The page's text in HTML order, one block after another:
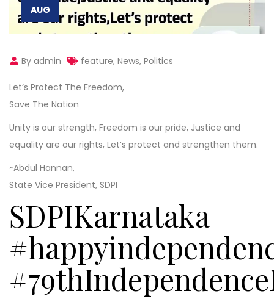
AUG
By admin feature, News, Politics
Let’s Protect The Freedom,
Save The Nation
Unity is our strength, Freedom is our pride, Justice and
equality are our rights, Let’s protect and strengthen them.
~Abdul Hannan,
State Vice President, SDPI
SDPIKarnataka